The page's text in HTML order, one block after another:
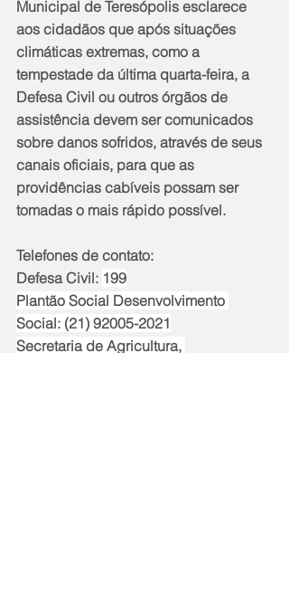
Municipal de Teresópolis esclarece
aos cidadãos que após situações
climáticas extremas, como a
tempestade da última quarta-feira, a
Defesa Civil ou outros órgãos de
assistência devem ser comunicados
sobre danos sofridos, através de seus
canais oficiais, para que as
providências cabíveis possam ser
tomadas o mais rápido possível.
Telefones de contato:
Defesa Civil: 199
Plantão Social Desenvolvimento
Social: (21) 92005-2021
Secretaria de Agricultura,